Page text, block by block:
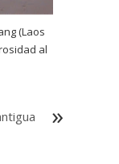
(Laos
al